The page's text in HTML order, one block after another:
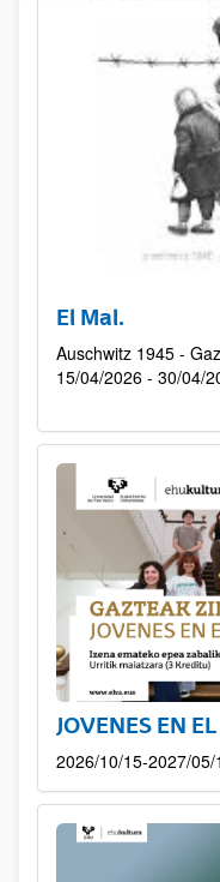
El Mal.
Auschwitz 1945 -
15/04/2026 - 30/04/
JOVENES EN
2026/10/15-2027/